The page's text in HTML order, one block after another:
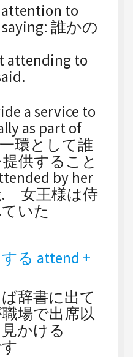
to
誰かの
attending to
a service to
as part of
環として誰
供すること
by her
女王様は侍
いた
る attend +
辞書に出て
場で出席以
かける